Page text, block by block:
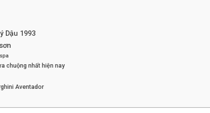
Dậu 1993
chuộng nhất hiện nay
Aventador